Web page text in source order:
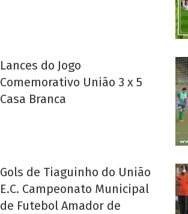
Lances do Jogo
Comemorativo União 3 x 5
Casa Branca
Gols de Tiaguinho do União
E.C. Campeonato Municipal
de Futebol Amador de